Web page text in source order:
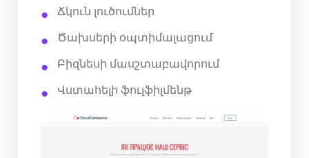
Ճկուն լուծումներ
Ծախսերի օպտիմալացում
Բիզնեսի մասշտաբավորում
Վստահելի ֆուլֆիլմենթ